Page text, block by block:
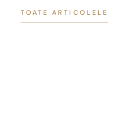
TOATE ARTICOLELE